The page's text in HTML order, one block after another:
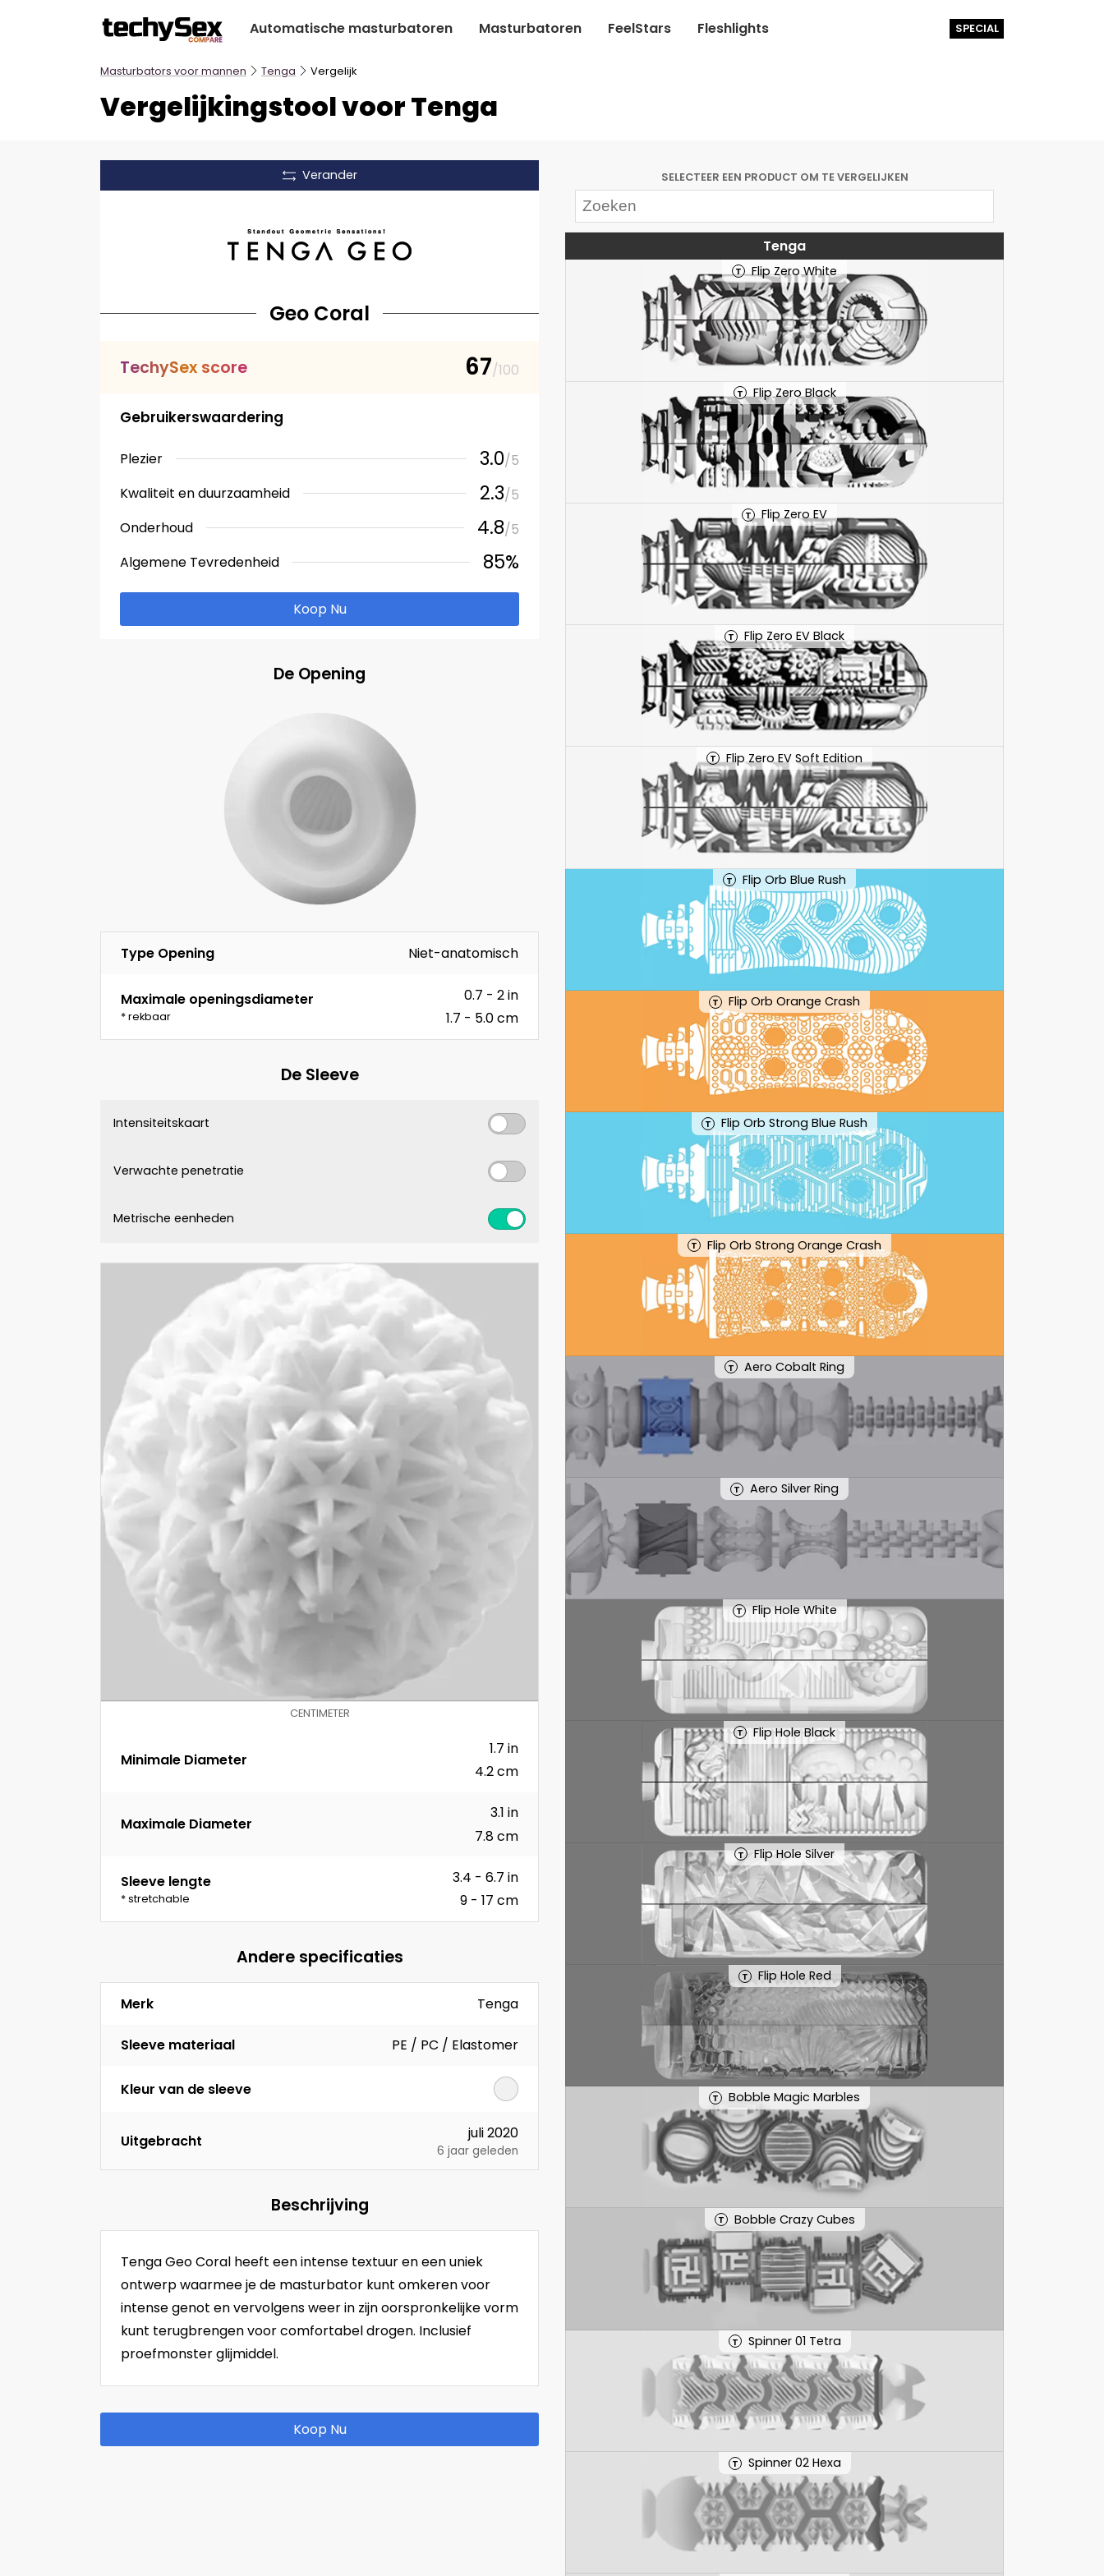
Automatische masturbatoren Masturbatoren FeelStars Fleshlights SPECIAL
Masturbators voor mannen Tenga Vergelijk
Vergelijkingstool voor Tenga
SELECTEER EEN PRODUCT OM TE VERGELIJKEN
Tenga
T Flip Zero White
T Flip Zero Black
T Flip Zero EV
T Flip Zero EV Black
T Flip Zero EV Soft Edition
T Flip Orb Blue Rush
T Flip Orb Orange Crash
T Flip Orb Strong Blue Rush
T Flip Orb Strong Orange Crash
T Aero Cobalt Ring
T Aero Silver Ring
T Flip Hole White
T Flip Hole Black
T Flip Hole Silver
T Flip Hole Red
T Bobble Magic Marbles
T Bobble Crazy Cubes
T Spinner 01 Tetra
T Spinner 02 Hexa
Verander
Geo Coral
TechySex score 67/100
Gebruikerswaardering
Plezier 3.0/5
Kwaliteit en duurzaamheid
2.3/5
Onderhoud
4.8/5
Algemene Tevredenheid
85%
Koop Nu
De Opening
Type Opening Niet-anatomisch
Maximale openingsdiameter
* rekbaar
0.7 - 2 in
1.7 - 5.0 cm
De Sleeve
Intensiteitskaart
Verwachte penetratie
Metrische eenheden
CENTIMETER
Minimale Diameter
1.7 in
4.2 cm
Maximale Diameter
3.1 in
7.8 cm
Sleeve lengte
* stretchable
3.4 - 6.7 in
9 - 17 cm
Andere specificaties
Merk Tenga
Sleeve materiaal PE / PC / Elastomer
Kleur van de sleeve
Uitgebracht juli 2020
6 jaar geleden
Beschrijving
Tenga Geo Coral heeft een intense textuur en een uniek
ontwerp waarmee je de masturbator kunt omkeren voor
intense genot en vervolgens weer in zijn oorspronkelijke vorm
kunt terugbrengen voor comfortabel drogen. Inclusief
proefmonster glijmiddel.
Koop Nu